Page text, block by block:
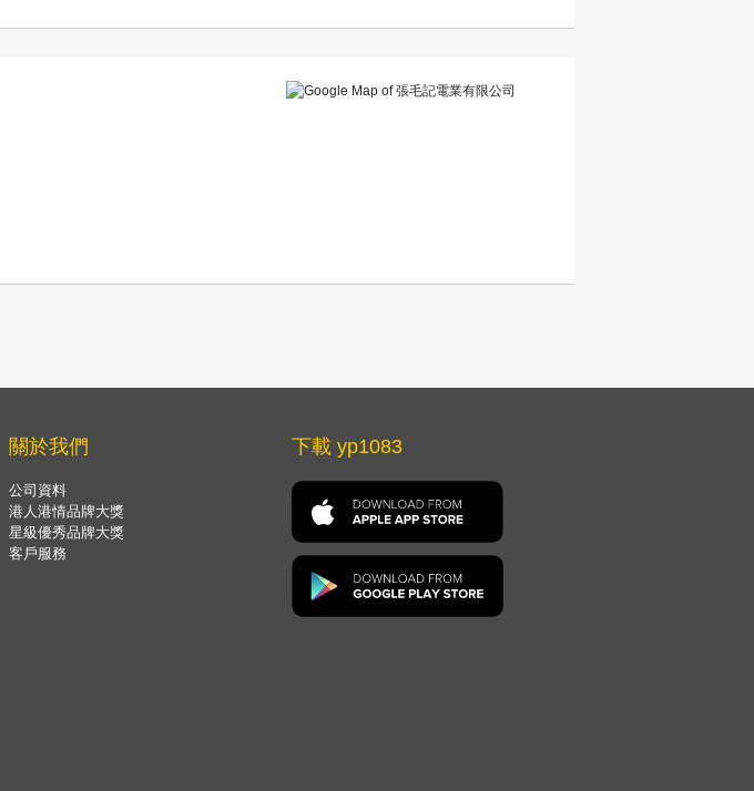
關於我們
公司資料
港人港情品牌大獎
星級優秀品牌大獎
客戶服務
下載 yp1083